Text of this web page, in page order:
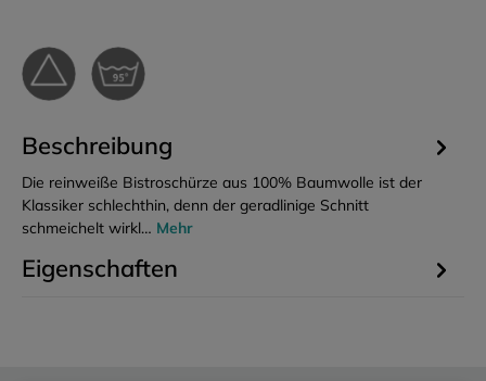
Beschreibung
Die reinweiße Bistroschürze aus 100% Baumwolle ist der
Klassiker schlechthin, denn der geradlinige Schnitt
schmeichelt wirkl… Mehr
Eigenschaften